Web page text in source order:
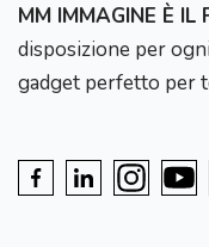
MM IMMAGINE È IL
disposizione per
gadget perfetto per